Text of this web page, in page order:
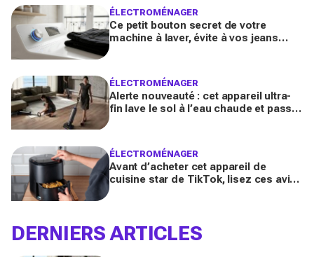
ÉLECTROMÉNAGER
Ce petit bouton secret de votre
machine à laver, évite à vos jeans
ÉLECTROMÉNAGER
Alerte nouveauté : cet appareil ultra-
fin lave le sol à l’eau chaude et passe
ÉLECTROMÉNAGER
Avant d’acheter cet appareil de
cuisine star de TikTok, lisez ces avis
DERNIERS ARTICLES